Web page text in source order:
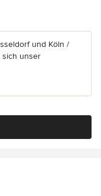
Sternen
und Köln /
sich unser